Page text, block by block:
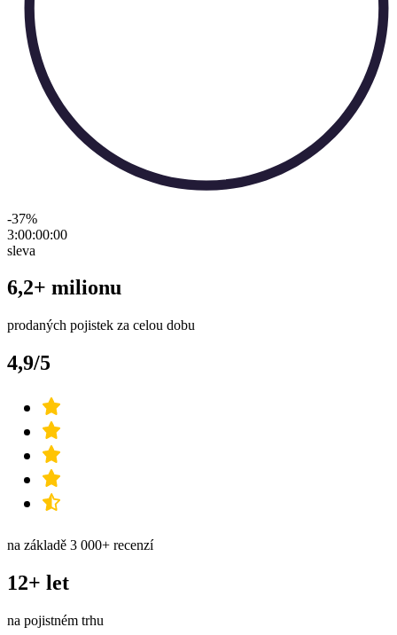
-37%
3:00:00:00
sleva
6,2+ milionu
prodaných pojistek za celou dobu
4,9/5
na základě 3 000+ recenzí
12+ let
na pojistném trhu